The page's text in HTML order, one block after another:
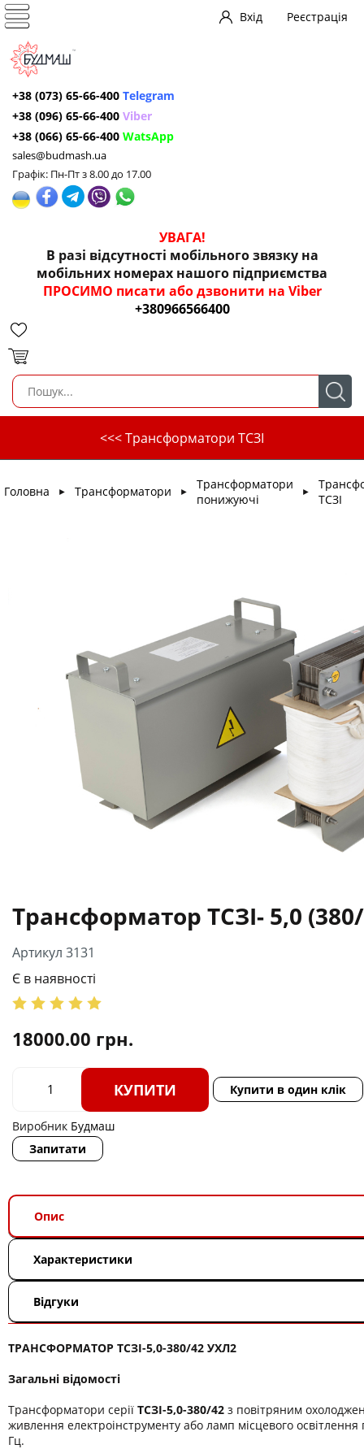
Вхід Реєстрація
+38 (073) 65-66-400 Telegram
+38 (096) 65-66-400 Viber
+38 (066) 65-66-400 WatsApp
sales@budmash.ua
Графік: Пн-Пт з 8.00 до 17.00
УВАГА!
В разі відсутності мобільного звязку на
мобільних номерах нашого підприємства
ПРОСИМО писати або дзвонити на Viber
+380966566400
<<< Трансформатори ТСЗІ
Головна ► Трансформатори ►
Трансформатори
понижуючі
►
ТСЗІ
Трансформатор ТСЗІ- 5,0
Артикул 3131
Є в наявності
18000.00 грн.
КУПИТИ Купити в один клік
Виробник Будмаш
Запитати
Опис
Характеристики
Відгуки
ТРАНСФОРМАТОР ТСЗІ-5,0-380/42 УХЛ2
Загальні відомості
Трансформатори серії ТСЗІ-5,0-380/42 з повітряним
живлення електроінструменту або ламп місцевого освітлення
Гц.